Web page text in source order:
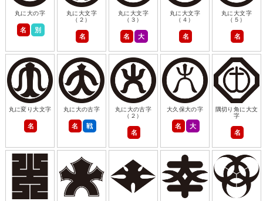
丸に大の字
名 別
丸に大文字
（２）
名
丸に大文字
（３）
名 大
丸に大文字
（４）
名
丸に大文字
（５）
名
丸に変り大文字
名
丸に大の古字
名 戦
丸に大の古字
（２）
名
大久保大の字
名 大
隅切り角に大文
字
名